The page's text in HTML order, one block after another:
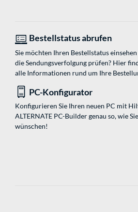
Bestellstatus abrufen
Sie möchten Ihren Bestellstatus
die Sendungsverfolgung prüfen? Hier
alle Informationen rund um Ihre
PC-Konfigurator
Konfigurieren Sie Ihren neuen PC mit
ALTERNATE PC-Builder genau so, wie
wünschen!